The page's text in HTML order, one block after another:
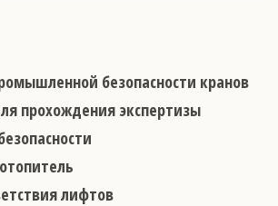
безопасности кранов
прохождения экспертизы
лифтов